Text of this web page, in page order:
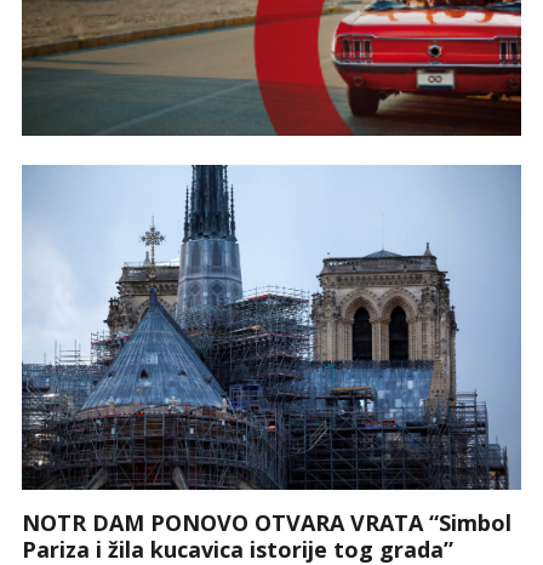
NOTR DAM PONOVO OTVARA VRATA “Simbol
Pariza i žila kucavica istorije tog grada”